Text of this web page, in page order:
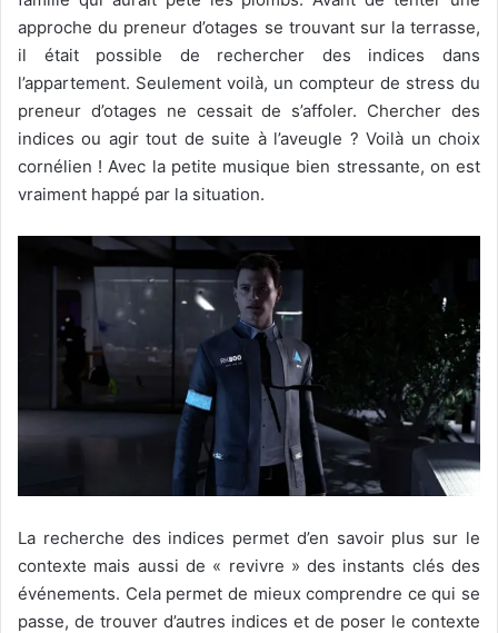
approche du preneur d’otages se trouvant sur la terrasse,
il était possible de rechercher des indices dans
l’appartement. Seulement voilà, un compteur de stress du
preneur d’otages ne cessait de s’affoler. Chercher des
indices ou agir tout de suite à l’aveugle ? Voilà un choix
cornélien ! Avec la petite musique bien stressante, on est
vraiment happé par la situation.
La recherche des indices permet d’en savoir plus sur le
contexte mais aussi de « revivre » des instants clés des
événements. Cela permet de mieux comprendre ce qui se
passe, de trouver d’autres indices et de poser le contexte